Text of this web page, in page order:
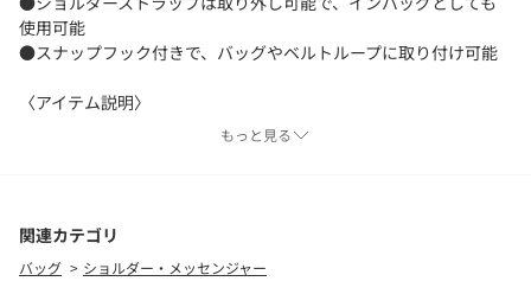
使用可能
●スナップフック付きで、バッグやベルトループに取り付け可能
〈アイテム説明〉
NANGAのバッグシリーズ「ECOPAK」から、ちょっとした外出に
メイン収納にはスマホや財布、小物類をすっきり収納可能。
フロントにはアクセスしやすいフラップポケットを配置し、サイ
ドには定期券やカードを収納しやすいファスナーポケットを搭
もっと見る
関連カテゴリ
バッグ ショルダー・メッセンジャー